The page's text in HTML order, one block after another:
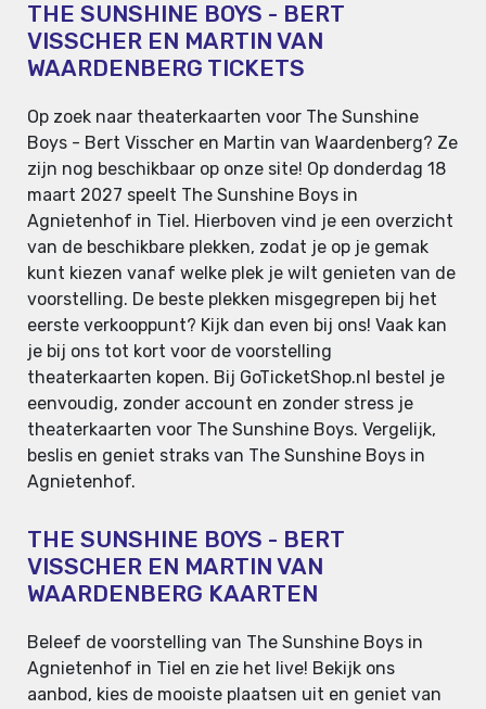
THE SUNSHINE BOYS - BERT
VISSCHER EN MARTIN VAN
WAARDENBERG TICKETS
Op zoek naar theaterkaarten voor The Sunshine
Boys - Bert Visscher en Martin van Waardenberg? Ze
zijn nog beschikbaar op onze site! Op donderdag 18
maart 2027 speelt The Sunshine Boys in
Agnietenhof in Tiel. Hierboven vind je een overzicht
van de beschikbare plekken, zodat je op je gemak
kunt kiezen vanaf welke plek je wilt genieten van de
voorstelling. De beste plekken misgegrepen bij het
eerste verkooppunt? Kijk dan even bij ons! Vaak kan
je bij ons tot kort voor de voorstelling
theaterkaarten kopen. Bij GoTicketShop.nl bestel je
eenvoudig, zonder account en zonder stress je
theaterkaarten voor The Sunshine Boys. Vergelijk,
beslis en geniet straks van The Sunshine Boys in
Agnietenhof.
THE SUNSHINE BOYS - BERT
VISSCHER EN MARTIN VAN
WAARDENBERG KAARTEN
Beleef de voorstelling van The Sunshine Boys in
Agnietenhof in Tiel en zie het live! Bekijk ons
aanbod, kies de mooiste plaatsen uit en geniet van